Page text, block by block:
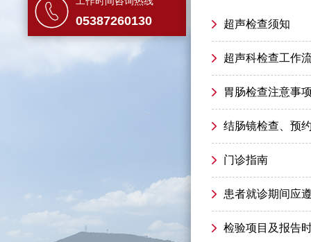
05387260130 超声检查须知
超声科检查工作
胃肠检查注意事
结肠镜检查、预
门诊指南
患者就诊期间应
检验项目及报告